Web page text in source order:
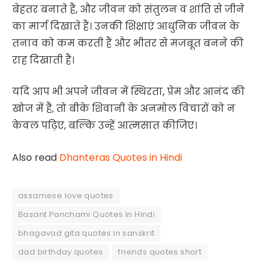
बेहतर बनाते हैं, और जीवन को संतुलन व शांति से जीने
का मार्ग दिखाते हैं। उनकी शिक्षाएं आधुनिक जीवन के
तनाव को कम करती हैं और भीतर से मजबूत बनने की
राह दिखाती हैं।
यदि आप भी अपने जीवन में स्थिरता, प्रेम और आनंद की
खोज में हैं, तो बीके शिवानी के अनमोल विचारों को न
केवल पढ़िए, बल्कि उन्हें आत्मसात कीजिए।
Also read Dhanteras Quotes in Hindi
assamese love quotes
Basant Panchami Quotes In Hindi
bhagavad gita quotes in sanskrit
dad birthday quotes
friends quotes short